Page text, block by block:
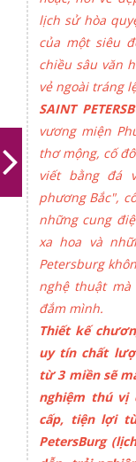
lịch sử hòa
của một siêu
chiều sâu văn
vẻ ngoài tráng
SAINT
vương miện
thơ mộng, cố
viết bằng đá
phương Bắc",
những cung
xa hoa và
Petersburg
nghệ thuật
đắm mình.
Thiết kế
uy tín chất
từ 3 miền sẽ
nghiệm thú vị
cấp, tiện lợi
PetersBurg